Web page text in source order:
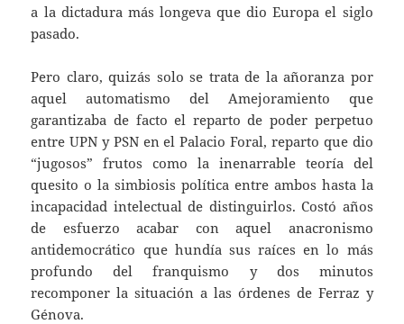
a la dictadura más longeva que dio Europa el siglo
pasado.
Pero claro, quizás solo se trata de la añoranza por
aquel automatismo del Amejoramiento que
garantizaba de facto el reparto de poder perpetuo
entre UPN y PSN en el Palacio Foral, reparto que dio
“jugosos” frutos como la inenarrable teoría del
quesito o la simbiosis política entre ambos hasta la
incapacidad intelectual de distinguirlos. Costó años
de esfuerzo acabar con aquel anacronismo
antidemocrático que hundía sus raíces en lo más
profundo del franquismo y dos minutos
recomponer la situación a las órdenes de Ferraz y
Génova.